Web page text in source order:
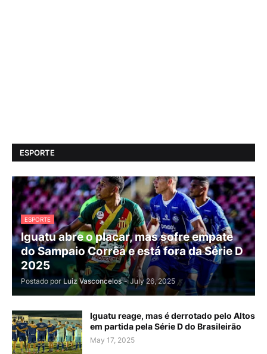
ESPORTE
ESPORTE
Iguatu abre o placar, mas sofre empate
do Sampaio Corrêa e está fora da Série D
2025
Postado por Luiz Vasconcelos - July 26, 2025
Iguatu reage, mas é derrotado pelo Altos
em partida pela Série D do Brasileirão
May 17, 2025